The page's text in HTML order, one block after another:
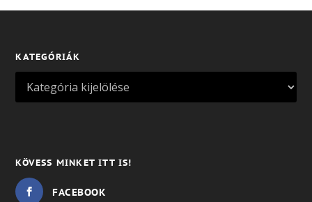
KATEGÓRIÁK
KÖVESS MINKET ITT IS!
FACEBOOK